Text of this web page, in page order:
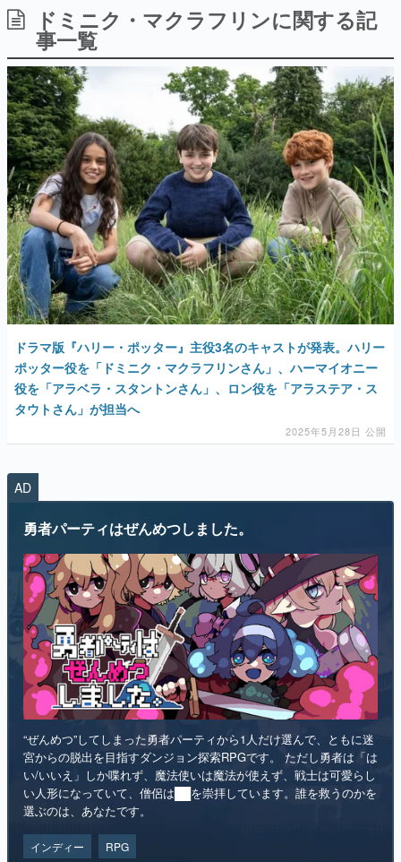
ゲーム開発者・hamatsu氏がゲームの魅力を画面や操作の
具体的な形から解き明かしていく、硬派で骨太な評論連載
ゲームが変えた日本語
「経験値」「裏技」「ラスボス」… ゲームにまつわる言葉
の起源や用法の変遷を、コンピューター文化史研究家・タ
イニーP氏が徹底調査。
カテゴリ
特集記事
マンガ
女性向け
アプリレビュー
その他
電ファミニコゲーマーとは？
運営：株式会社マレ
ドミニク・マクラフリンに関する記
事一覧
ドラマ版『ハリー・ポッター』主役3名のキャストが発表。ハリー
ポッター役を「ドミニク・マクラフリンさん」、ハーマイオニー
役を「アラベラ・スタントンさん」、ロン役を「アラステア・ス
タウトさん」が担当へ
2025年5月28日 公開
AD
勇者パーティはぜんめつしました。
“ぜんめつ”してしまった勇者パーティから1人だけ選んで、ともに迷
宮からの脱出を目指すダンジョン探索RPGです。 ただし勇者は「は
い/いいえ」しか喋れず、魔法使いは魔法が使えず、戦士は可愛らし
い人形になっていて、僧侶は██を崇拝しています。誰を救うのかを
選ぶのは、あなたです。
インディー RPG